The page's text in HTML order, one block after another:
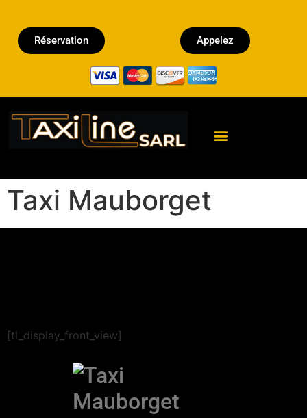
Réservation Appelez
Taxi Mauborget
[tl_display_front_view]